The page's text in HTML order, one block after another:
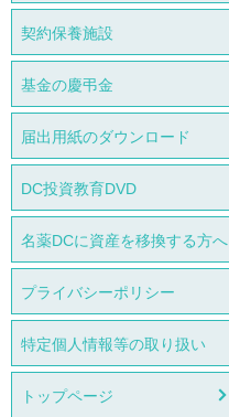
契約保養施設
基金の慶弔金
届出用紙のダウンロード
DC投資教育DVD
名薬DCに資産を移換する方へ
プライバシーポリシー
特定個人情報等の取り扱い
トップページ